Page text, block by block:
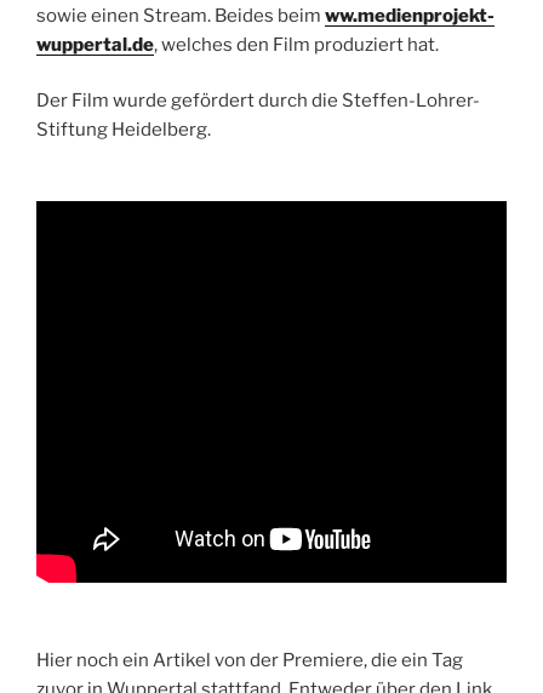
sowie einen Stream. Beides beim ww.medienprojekt-
wuppertal.de, welches den Film produziert hat.
Der Film wurde gefördert durch die Steffen-Lohrer-
Stiftung Heidelberg.
Hier noch ein Artikel von der Premiere, die ein Tag